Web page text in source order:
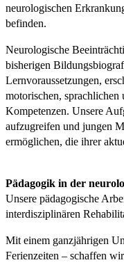
neurologischen
befinden.
Neurologische
bisherigen
Lernvoraussetzungen,
motorischen, sprachlichen
Kompetenzen. Unsere
aufzugreifen und jungen
ermöglichen, die ihrer
Pädagogik in der
Unsere pädagogische
interdisziplinären
Mit einem ganzjährigen
Ferienzeiten – schaffen